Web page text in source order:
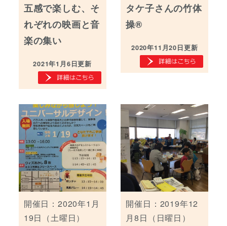
五感で楽しむ、そ
れぞれの映画と音
楽の集い
2021年1月6日更新
タケ子さんの竹体
操®
2020年11月20日更新
開催日：2020年1月
19日（土曜日）
開催日：2019年12
月8日（日曜日）